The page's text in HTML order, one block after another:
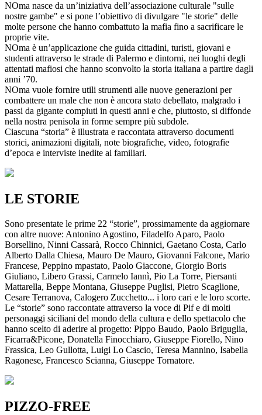
NOma nasce da un’iniziativa dell’associazione culturale "sulle
nostre gambe" e si pone l’obiettivo di divulgare "le storie" delle
molte persone che hanno combattuto la mafia fino a sacrificare le
proprie vite.
NOma è un’applicazione che guida cittadini, turisti, giovani e
studenti attraverso le strade di Palermo e dintorni, nei luoghi degli
attentati mafiosi che hanno sconvolto la storia italiana a partire dagli
anni ’70.
NOma vuole fornire utili strumenti alle nuove generazioni per
combattere un male che non è ancora stato debellato, malgrado i
passi da gigante compiuti in questi anni e che, piuttosto, si diffonde
nella nostra penisola in forme sempre più subdole.
Ciascuna “storia” è illustrata e raccontata attraverso documenti
storici, animazioni digitali, note biografiche, video, fotografie
d’epoca e interviste inedite ai familiari.
LE STORIE
Sono presentate le prime 22 “storie”, prossimamente da aggiornare
con altre nuove: Antonino Agostino, Filadelfo Aparo, Paolo
Borsellino, Ninni Cassarà, Rocco Chinnici, Gaetano Costa, Carlo
Alberto Dalla Chiesa, Mauro De Mauro, Giovanni Falcone, Mario
Francese, Peppino mpastato, Paolo Giaccone, Giorgio Boris
Giuliano, Libero Grassi, Carmelo Iannì, Pio La Torre, Piersanti
Mattarella, Beppe Montana, Giuseppe Puglisi, Pietro Scaglione,
Cesare Terranova, Calogero Zucchetto... i loro cari e le loro scorte.
Le “storie” sono raccontate attraverso la voce di Pif e di molti
personaggi siciliani del mondo della cultura e dello spettacolo che
hanno scelto di aderire al progetto: Pippo Baudo, Paolo Briguglia,
Ficarra&Picone, Donatella Finocchiaro, Giuseppe Fiorello, Nino
Frassica, Leo Gullotta, Luigi Lo Cascio, Teresa Mannino, Isabella
Ragonese, Francesco Scianna, Giuseppe Tornatore.
PIZZO-FREE